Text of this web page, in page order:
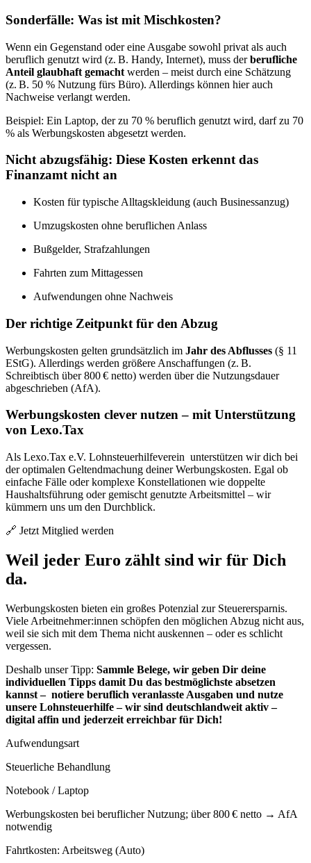
Sonderfälle: Was ist mit Mischkosten?
Wenn ein Gegenstand oder eine Ausgabe sowohl privat als auch
beruflich genutzt wird (z. B. Handy, Internet), muss derberufliche
Anteil glaubhaft gemacht werden – meist durch eine Schätzung
(z. B. 50 % Nutzung fürs Büro). Allerdings können hier auch
Nachweise verlangt werden.
Beispiel: Ein Laptop, der zu 70 % beruflich genutzt wird, darf zu 70
% als Werbungskosten abgesetzt werden.
Nicht abzugsfähig: Diese Kosten erkennt das
Finanzamt nicht an
Kosten für typische Alltagskleidung (auch Businessanzug)
Umzugskosten ohne beruflichen Anlass
Bußgelder, Strafzahlungen
Fahrten zum Mittagessen
Aufwendungen ohne Nachweis
Der richtige Zeitpunkt für den Abzug
Werbungskosten gelten grundsätzlich im Jahr des Abflusses (§ 11
EStG). Allerdings werden größere Anschaffungen (z. B.
Schreibtisch über 800 € netto) werden über die Nutzungsdauer
abgeschrieben (AfA).
Werbungskosten clever nutzen – mit Unterstützung
von Lexo.Tax
Als Lexo.Tax e.V. Lohnsteuerhilfeverein unterstützen wir dich bei
der optimalen Geltendmachung deiner Werbungskosten. Egal ob
einfache Fälle oder komplexe Konstellationen wie doppelte
Haushaltsführung oder gemischt genutzte Arbeitsmittel – wir
kümmern uns um den Durchblick.
🔗 Jetzt Mitglied werden
Weil jeder Euro zählt sind wir für Dich
da.
Werbungskosten bieten ein großes Potenzial zur Steuerersparnis.
Viele Arbeitnehmer:innen schöpfen den möglichen Abzug nicht aus,
weil sie sich mit dem Thema nicht auskennen – oder es schlicht
vergessen.
Deshalb unser Tipp: Sammle Belege, wir geben Dir deine
individuellen Tipps damit Du das bestmöglichste absetzen
kannst – notiere beruflich veranlasste Ausgaben und nutze
unsere Lohnsteuerhilfe – wir sind deutschlandweit aktiv –
digital affin und jederzeit erreichbar für Dich!
Aufwendungsart
Steuerliche Behandlung
Notebook / Laptop
Werbungskosten bei beruflicher Nutzung; über 800 € netto → AfA
notwendig
Fahrtkosten: Arbeitsweg (Auto)